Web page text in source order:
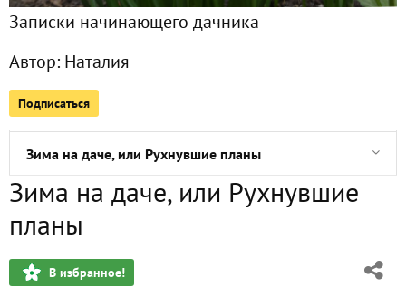
Записки начинающего дачника
Автор: Наталия
Подписаться
Итоги январской посевной. Колеусы
Земляника из семян. Экстремальная пересадка и первые
Тридцать "львят" на меня глядят и на дачу хотят)
Зима на даче, или Рухнувшие планы
Новые приобретения и пересадки
Январская посевная. От всходов до первых настоящих
Зима на даче, или Рухнувшие
планы
В избранное!